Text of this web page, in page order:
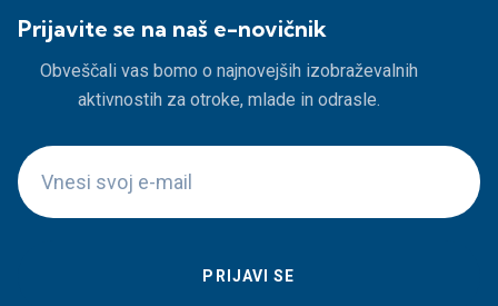
Prijavite se na naš e-novičnik
Obveščali vas bomo o najnovejših izobraževalnih
aktivnostih za otroke, mlade in odrasle.